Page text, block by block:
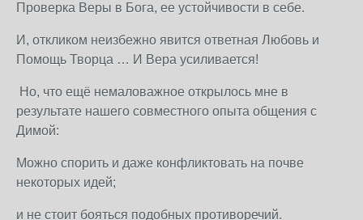
Проверка Веры в Бога, ее устойчивости в себе.
И, откликом неизбежно явится ответная Любовь и
Помощь Творца … И Вера усиливается!
Но, что ещё немаловажное открылось мне в
результате нашего совместного опыта общения с
Димой:
Можно спорить и даже конфликтовать на почве
некоторых идей;
и не стоит бояться подобных противоречий.